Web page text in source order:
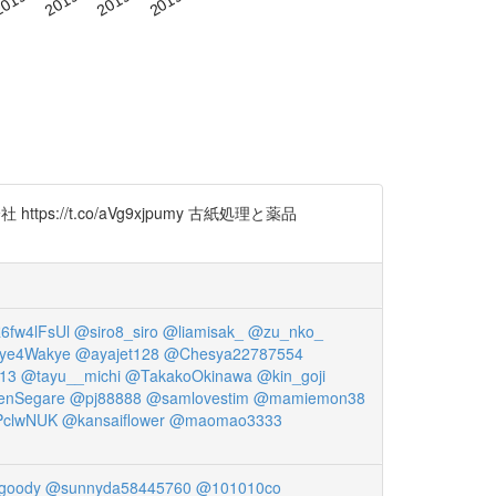
https://t.co/aVg9xjpumy 古紙処理と薬品
@siro8_siro @liamisak_ @zu_nko_
@ayajet128 @Chesya22787554
@tayu__michi @TakakoOkinawa @kin_goji
@pj88888 @samlovestim @mamiemon38
@kansaiflower @maomao3333
@sunnyda58445760 @101010co